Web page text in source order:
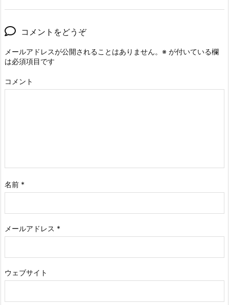
コメントをどうぞ
メールアドレスが公開されることはありません。 ※ が付いている欄
は必須項目です
コメント
名前 *
メールアドレス *
ウェブサイト